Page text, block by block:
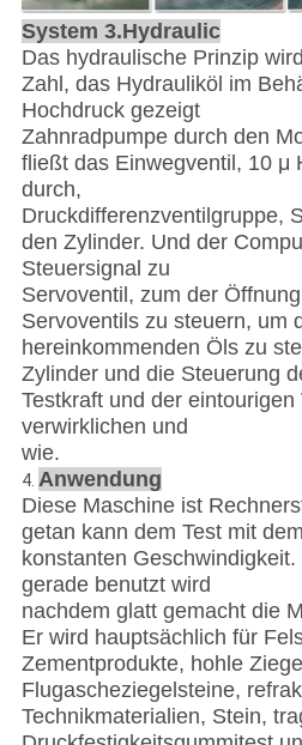
System 3.Hydraulic
Das hydraulische Prinzip
Zahl, das Hydrauliköl im
Hochdruck gezeigt
Zahnradpumpe durch den
fließt das Einwegventil, 10 μ
durch,
Druckdifferenzventilgruppe,
den Zylinder. Und der
Steuersignal zu
Servoventil, zum der
Servoventils zu steuern, um
hereinkommenden Öls zu
Zylinder und die Steuerung
Testkraft und der eintourigen
verwirklichen und
wie.
4. Anwendung
Diese Maschine ist
getan kann dem Test mit
konstanten
gerade benutzt wird
nachdem glatt gemacht die
Er wird hauptsächlich für
Zementprodukte, hohle
Flugascheziegelsteine,
Technikmaterialien, Stein,